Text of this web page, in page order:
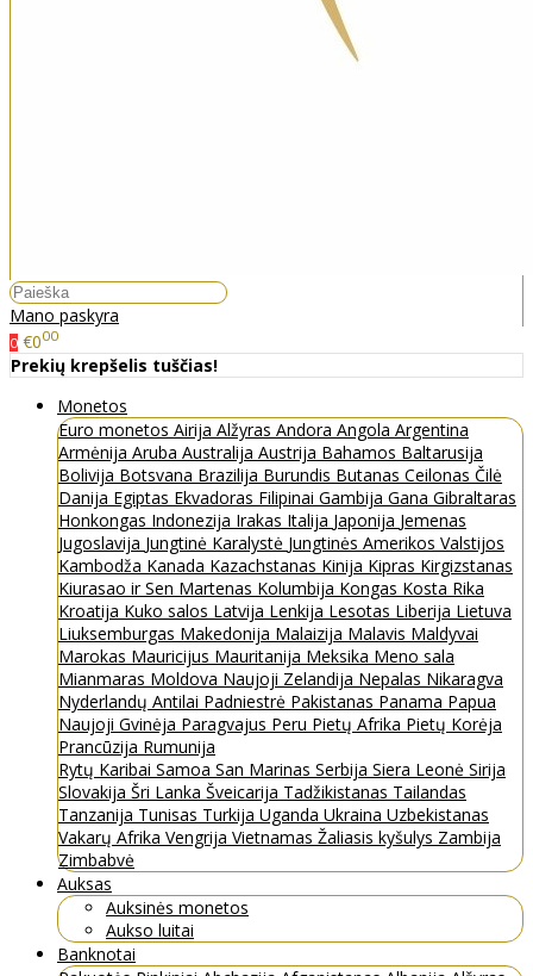
Mano paskyra
0 €000
Prekių krepšelis tuščias!
Monetos
Euro monetos Airija Alžyras Andora Angola Argentina
Armėnija Aruba Australija Austrija Bahamos Baltarusija
Bolivija Botsvana Brazilija Burundis Butanas Ceilonas Čilė
Danija Egiptas Ekvadoras Filipinai Gambija Gana Gibraltaras
Honkongas Indonezija Irakas Italija Japonija Jemenas
Jugoslavija Jungtinė Karalystė Jungtinės Amerikos Valstijos
Kambodža Kanada Kazachstanas Kinija Kipras Kirgizstanas
Kiurasao ir Sen Martenas Kolumbija Kongas Kosta Rika
Kroatija Kuko salos Latvija Lenkija Lesotas Liberija Lietuva
Liuksemburgas Makedonija Malaizija Malavis Maldyvai
Marokas Mauricijus Mauritanija Meksika Meno sala
Mianmaras Moldova Naujoji Zelandija Nepalas Nikaragva
Nyderlandų Antilai Padniestrė Pakistanas Panama Papua
Naujoji Gvinėja Paragvajus Peru Pietų Afrika Pietų Korėja
Prancūzija Rumunija
Rytų Karibai Samoa San Marinas Serbija Siera Leonė Sirija
Slovakija Šri Lanka Šveicarija Tadžikistanas Tailandas
Tanzanija Tunisas Turkija Uganda Ukraina Uzbekistanas
Vakarų Afrika Vengrija Vietnamas Žaliasis kyšulys Zambija
Zimbabvė
Auksas
Auksinės monetos
Aukso luitai
Banknotai